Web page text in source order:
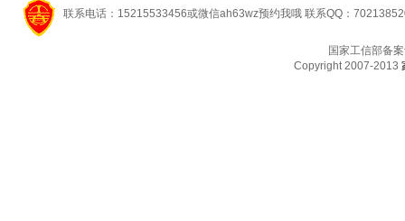
联系电话：15215533456或微信ah63wz预约我哦 联系QQ：
国家工信部备
Copyright 2007-2013